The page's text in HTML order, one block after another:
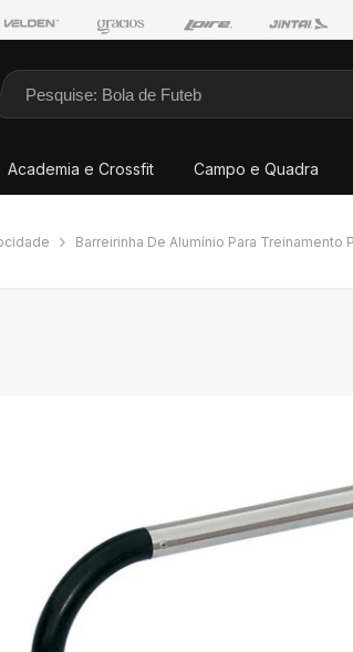
Academia e Crossfit Campo e Quadra
Barreirinha De Alumínio Para Treinamento